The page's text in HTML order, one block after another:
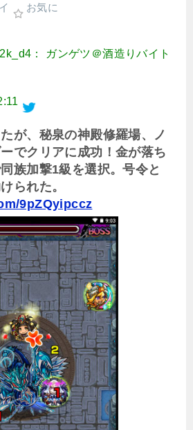
お気に
： ガンゲツ＠酒造りバイト
が、秘泉の神殿修羅場、ノ
でクリアに成功！金が落ち
族加撃1級を選択。号令と
られた。
9pZQyipccz